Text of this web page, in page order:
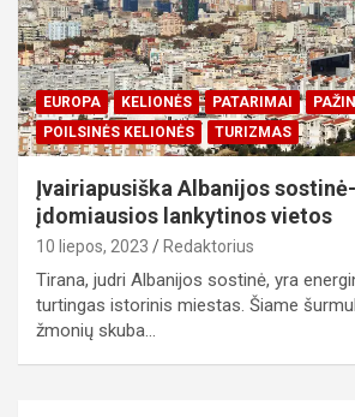
EUROPA KELIONĖS PATARIMAI
POILSINĖS KELIONĖS
TURIZMAS
Įvairiapusiška Albanijos
įdomiausios lankytinos vietos
10 liepos, 2023 Redaktorius
Tirana, judri Albanijos sostinė, yra
turtingas istorinis miestas. Šiame
žmonių skuba…